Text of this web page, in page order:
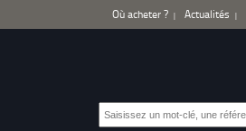
Où acheter ? Actualités